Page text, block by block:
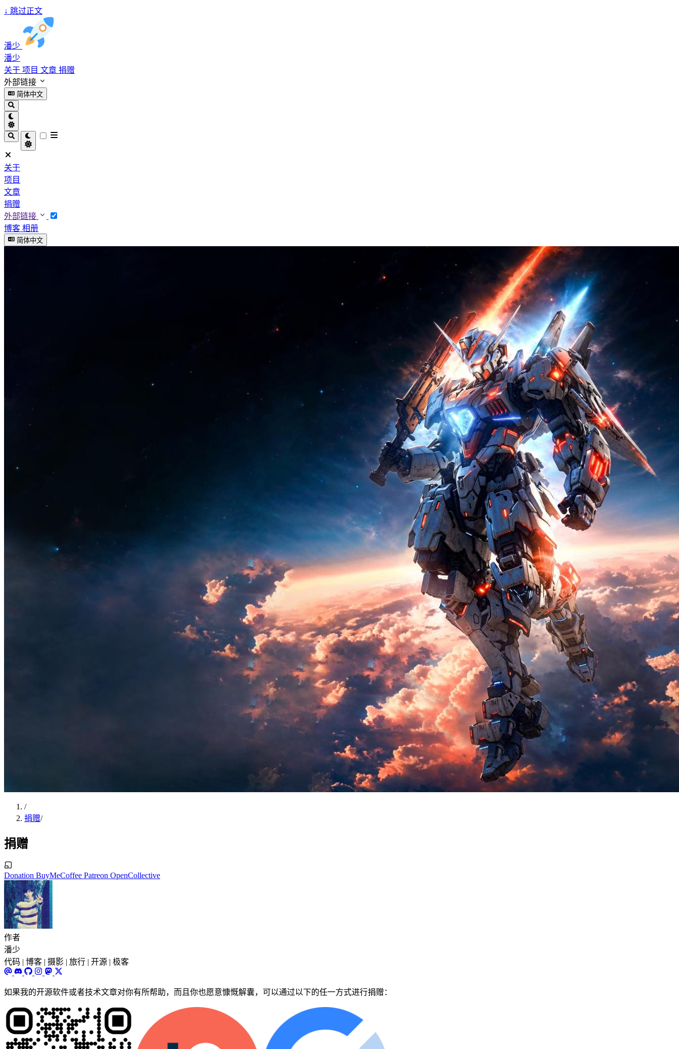
↓ 跳过正文
潘少
潘少
关于 项目 文章 捐赠
外部链接
简体中文
关于
项目
文章
捐赠
外部链接
博客 相册
简体中文
/
捐赠/
捐赠
Donation BuyMeCoffee Patreon OpenCollective
作者
潘少
代码 | 博客 | 摄影 | 旅行 | 开源 | 极客
如果我的开源软件或者技术文章对你有所帮助，而且你也愿意慷慨解囊，可以通过以下的任一方式进行捐赠：